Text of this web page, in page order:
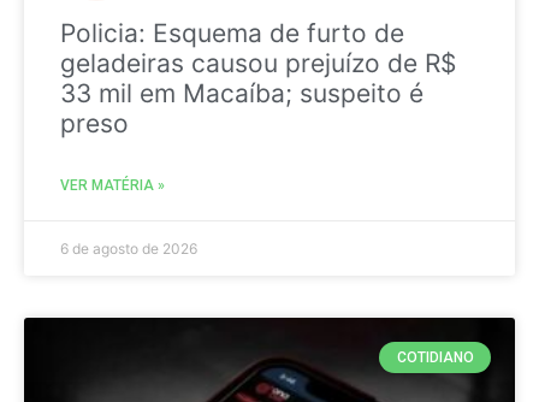
Policia: Esquema de furto de
geladeiras causou prejuízo de R$
33 mil em Macaíba; suspeito é
preso
VER MATÉRIA »
6 de agosto de 2026
COTIDIANO